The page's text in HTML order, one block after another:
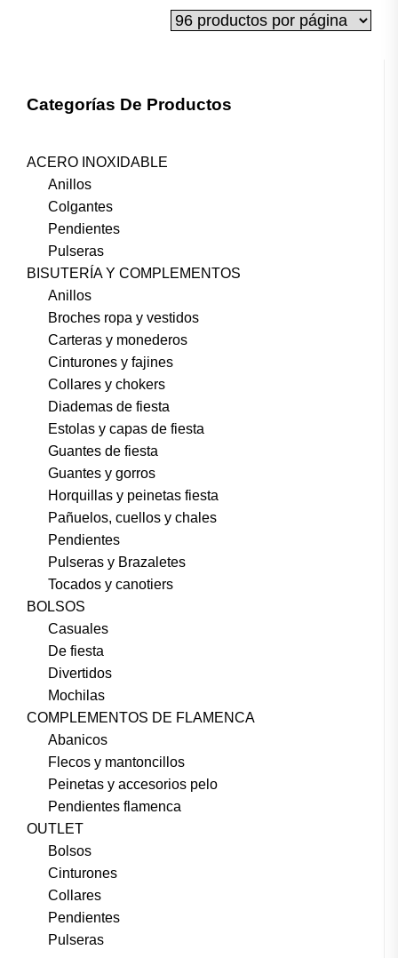
Categorías De Productos
ACERO INOXIDABLE
Anillos
Colgantes
Pendientes
Pulseras
BISUTERÍA Y COMPLEMENTOS
Anillos
Broches ropa y vestidos
Carteras y monederos
Cinturones y fajines
Collares y chokers
Diademas de fiesta
Estolas y capas de fiesta
Guantes de fiesta
Guantes y gorros
Horquillas y peinetas fiesta
Pañuelos, cuellos y chales
Pendientes
Pulseras y Brazaletes
Tocados y canotiers
BOLSOS
Casuales
De fiesta
Divertidos
Mochilas
COMPLEMENTOS DE FLAMENCA
Abanicos
Flecos y mantoncillos
Peinetas y accesorios pelo
Pendientes flamenca
OUTLET
Bolsos
Cinturones
Collares
Pendientes
Pulseras